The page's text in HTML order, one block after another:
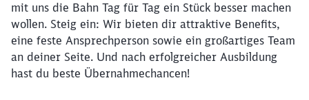
mit uns die Bahn Tag für Tag ein Stück besser machen
wollen. Steig ein: Wir bieten dir attraktive Benefits,
eine feste Ansprechperson sowie ein großartiges Team
an deiner Seite. Und nach erfolgreicher Ausbildung
hast du beste Übernahmechancen!